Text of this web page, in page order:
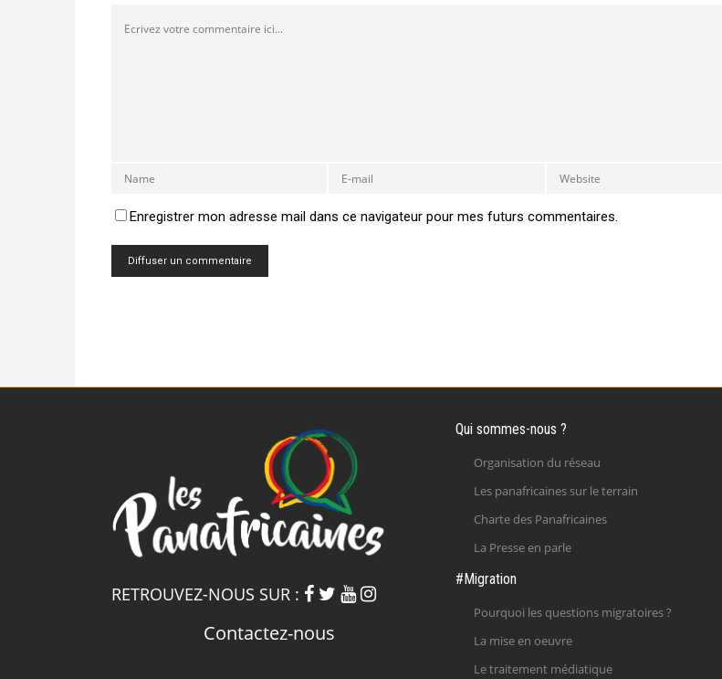
Enregistrer mon adresse mail dans ce navigateur pour mes futurs commentaires.
RETROUVEZ-NOUS SUR :
Contactez-nous
Qui sommes-nous ?
Organisation du réseau
Les panafricaines sur le terrain
Charte des Panafricaines
La Presse en parle
#Migration
Pourquoi les questions migratoires ?
La mise en oeuvre
Le traitement médiatique